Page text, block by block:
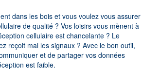
dans les bois et vous voulez vous assurer
de qualité ? Vos loisirs vous mènent à
cellulaire est chancelante ? Le
reçoit mal les signaux ? Avec le bon outil,
et de partager vos données
est faible.